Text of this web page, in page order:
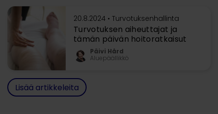
20.8.2024 • Turvotuksenhallinta
Turvotuksen aiheuttajat ja
tämän päivän hoitoratkaisut
Päivi Hård
Aluepäällikkö
Lisää artikkeleita